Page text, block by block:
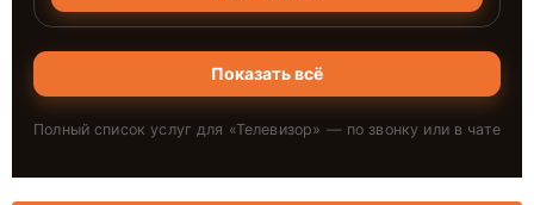
Показать всё
Полный список услуг для «Телевизор» — по звонку или в чате